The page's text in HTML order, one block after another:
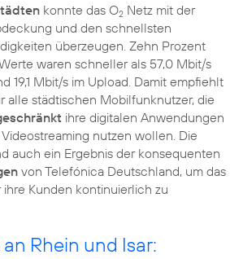
konnte das O2 Netz mit der
und den schnellsten
überzeugen. Zehn Prozent
waren schneller als 57,0 Mbit/s
19,1 Mbit/s im Upload. Damit empfiehlt
alle städtischen Mobilfunknutzer, die
ihre digitalen Anwendungen
nutzen wollen. Die
auch ein Ergebnis der konsequenten
von Telefónica Deutschland, um das
Kunden kontinuierlich zu
Rhein und Isar: